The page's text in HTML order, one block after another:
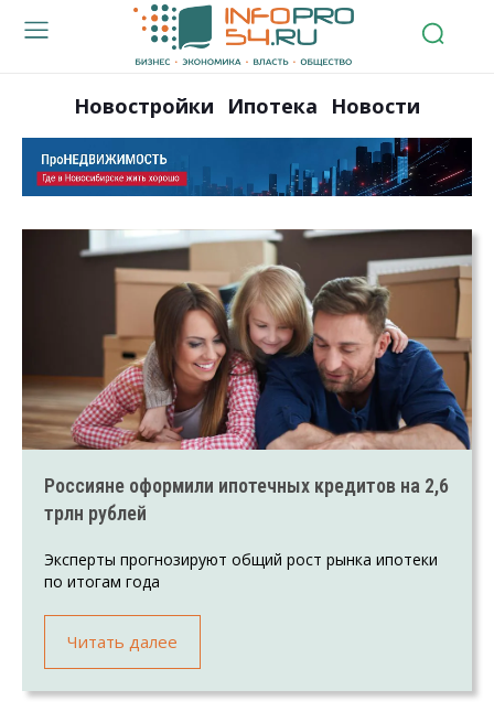
Новостройки Ипотека Новости
Россияне оформили ипотечных кредитов на 2,6
трлн рублей
Эксперты прогнозируют общий рост рынка ипотеки
по итогам года
Читать далее